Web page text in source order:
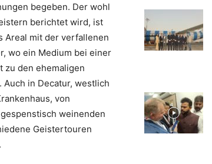
begeben. Der wohl
berichtet wird, ist
Areal mit der verfallenen
wo ein Medium bei einer
zu den ehemaligen
in Decatur, westlich
von
weinenden
Geistertouren